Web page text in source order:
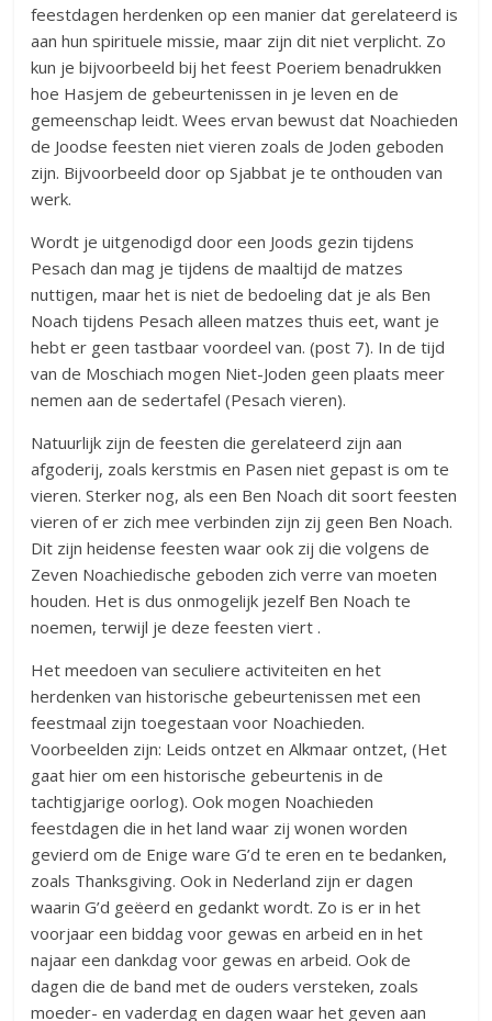
feestdagen herdenken op een manier dat gerelateerd is
aan hun spirituele missie, maar zijn dit niet verplicht. Zo
kun je bijvoorbeeld bij het feest Poeriem benadrukken
hoe Hasjem de gebeurtenissen in je leven en de
gemeenschap leidt. Wees ervan bewust dat Noachieden
de Joodse feesten niet vieren zoals de Joden geboden
zijn. Bijvoorbeeld door op Sjabbat je te onthouden van
werk.
Wordt je uitgenodigd door een Joods gezin tijdens
Pesach dan mag je tijdens de maaltijd de matzes
nuttigen, maar het is niet de bedoeling dat je als Ben
Noach tijdens Pesach alleen matzes thuis eet, want je
hebt er geen tastbaar voordeel van. (post 7). In de tijd
van de Moschiach mogen Niet-Joden geen plaats meer
nemen aan de sedertafel (Pesach vieren).
Natuurlijk zijn de feesten die gerelateerd zijn aan
afgoderij, zoals kerstmis en Pasen niet gepast is om te
vieren. Sterker nog, als een Ben Noach dit soort feesten
vieren of er zich mee verbinden zijn zij geen Ben Noach.
Dit zijn heidense feesten waar ook zij die volgens de
Zeven Noachiedische geboden zich verre van moeten
houden. Het is dus onmogelijk jezelf Ben Noach te
noemen, terwijl je deze feesten viert .
Het meedoen van seculiere activiteiten en het
herdenken van historische gebeurtenissen met een
feestmaal zijn toegestaan voor Noachieden.
Voorbeelden zijn: Leids ontzet en Alkmaar ontzet, (Het
gaat hier om een historische gebeurtenis in de
tachtigjarige oorlog). Ook mogen Noachieden
feestdagen die in het land waar zij wonen worden
gevierd om de Enige ware G’d te eren en te bedanken,
zoals Thanksgiving. Ook in Nederland zijn er dagen
waarin G’d geëerd en gedankt wordt. Zo is er in het
voorjaar een biddag voor gewas en arbeid en in het
najaar een dankdag voor gewas en arbeid. Ook de
dagen die de band met de ouders versteken, zoals
moeder- en vaderdag en dagen waar het geven aan